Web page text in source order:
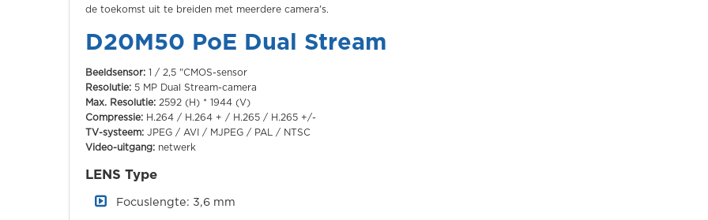
de toekomst uit te breiden met meerdere camera's.
D20M50 PoE Dual Stream
Beeldsensor: 1 / 2,5 "CMOS-sensor
Resolutie: 5 MP Dual Stream-camera
Max. Resolutie: 2592 (H) * 1944 (V)
Compressie: H.264 / H.264 + / H.265 / H.265 +/-
TV-systeem: JPEG / AVI / MJPEG / PAL / NTSC
Video-uitgang: netwerk
LENS Type
Focuslengte: 3,6 mm